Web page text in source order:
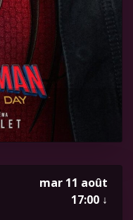
mar 11 août
17:00 ↓